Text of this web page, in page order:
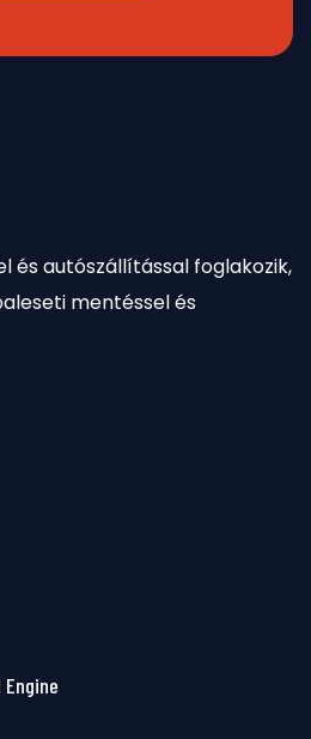
és autószállítással foglakozik,
mentéssel és